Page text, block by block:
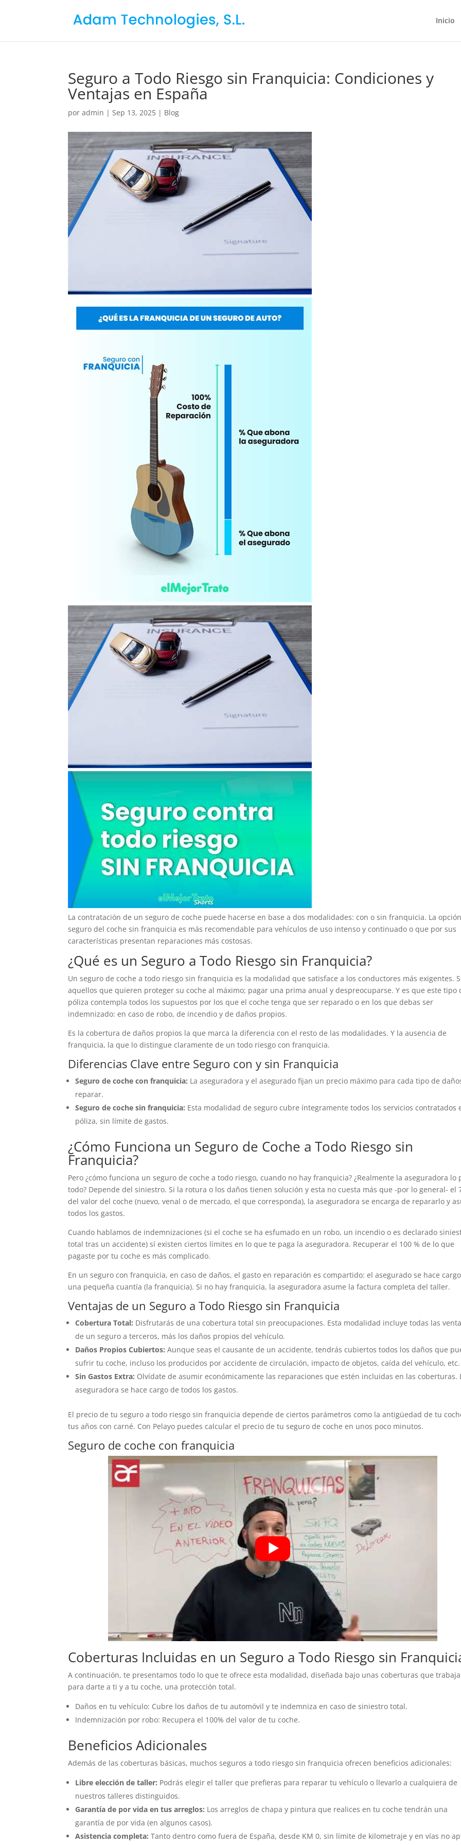
Inicio
Seguro a Todo Riesgo sin Franquicia: Condiciones y
Ventajas en España
por admin | Sep 13, 2025 | Blog
La contratación de un seguro de coche puede hacerse en base a dos modalidades: con o sin franquicia. La
seguro del coche sin franquicia es más recomendable para vehículos de uso intenso y continuado o que por sus
características presentan reparaciones más costosas.
¿Qué es un Seguro a Todo Riesgo sin Franquicia?
Un seguro de coche a todo riesgo sin franquicia es la modalidad que satisface a los conductores más exigentes.
aquellos que quieren proteger su coche al máximo; pagar una prima anual y despreocuparse. Y es que este tipo
póliza contempla todos los supuestos por los que el coche tenga que ser reparado o en los que debas ser
indemnizado: en caso de robo, de incendio y de daños propios.
Es la cobertura de daños propios la que marca la diferencia con el resto de las modalidades. Y la ausencia de
franquicia, la que lo distingue claramente de un todo riesgo con franquicia.
Diferencias Clave entre Seguro con y sin Franquicia
Seguro de coche con franquicia: La aseguradora y el asegurado fijan un precio máximo para cada tipo de
reparar.
Seguro de coche sin franquicia: Esta modalidad de seguro cubre íntegramente todos los servicios contratados
póliza, sin límite de gastos.
¿Cómo Funciona un Seguro de Coche a Todo Riesgo sin
Franquicia?
Pero ¿cómo funciona un seguro de coche a todo riesgo, cuando no hay franquicia? ¿Realmente la aseguradora lo
todo? Depende del siniestro. Si la rotura o los daños tienen solución y esta no cuesta más que -por lo general- el
del valor del coche (nuevo, venal o de mercado, el que corresponda), la aseguradora se encarga de repararlo y
todos los gastos.
Cuando hablamos de indemnizaciones (si el coche se ha esfumado en un robo, un incendio o es declarado
total tras un accidente) sí existen ciertos límites en lo que te paga la aseguradora. Recuperar el 100 % de lo que
pagaste por tu coche es más complicado.
En un seguro con franquicia, en caso de daños, el gasto en reparación es compartido: el asegurado se hace
una pequeña cuantía (la franquicia). Si no hay franquicia, la aseguradora asume la factura completa del taller.
Ventajas de un Seguro a Todo Riesgo sin Franquicia
Cobertura Total: Disfrutarás de una cobertura total sin preocupaciones. Esta modalidad incluye todas las
de un seguro a terceros, más los daños propios del vehículo.
Daños Propios Cubiertos: Aunque seas el causante de un accidente, tendrás cubiertos todos los daños que
sufrir tu coche, incluso los producidos por accidente de circulación, impacto de objetos, caída del vehículo, etc.
Sin Gastos Extra: Olvídate de asumir económicamente las reparaciones que estén incluidas en las coberturas.
aseguradora se hace cargo de todos los gastos.
El precio de tu seguro a todo riesgo sin franquicia depende de ciertos parámetros como la antigüedad de tu
tus años con carné. Con Pelayo puedes calcular el precio de tu seguro de coche en unos poco minutos.
Seguro de coche con franquicia
Coberturas Incluidas en un Seguro a Todo Riesgo sin
A continuación, te presentamos todo lo que te ofrece esta modalidad, diseñada bajo unas coberturas que
para darte a ti y a tu coche, una protección total.
Daños en tu vehículo: Cubre los daños de tu automóvil y te indemniza en caso de siniestro total.
Indemnización por robo: Recupera el 100% del valor de tu coche.
Beneficios Adicionales
Además de las coberturas básicas, muchos seguros a todo riesgo sin franquicia ofrecen beneficios adicionales:
Libre elección de taller: Podrás elegir el taller que prefieras para reparar tu vehículo o llevarlo a cualquiera de
nuestros talleres distinguidos.
Garantía de por vida en tus arreglos: Los arreglos de chapa y pintura que realices en tu coche tendrán una
garantía de por vida (en algunos casos).
Asistencia completa: Tanto dentro como fuera de España, desde KM 0, sin límite de kilometraje y en vías no